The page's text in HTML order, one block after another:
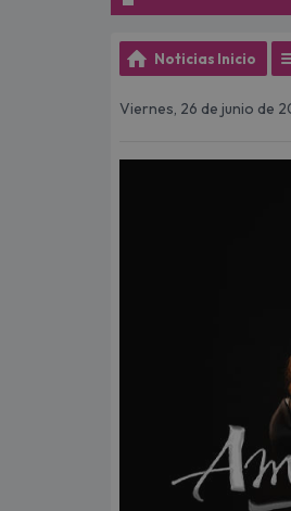
Noticias Inicio
Viernes, 26 de junio de